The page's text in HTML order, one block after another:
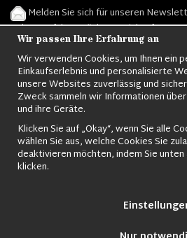
Melden Sie sich für unseren
Rabatt auf Ihren nächsten Einkauf.
Zeichnen
Wir passen Ihre Erfahrung an
Wir verwenden Cookies, um Ihnen ein
Einkaufserlebnis und personalisierte
unsere Websites zuverlässig und
Zweck sammeln wir Informationen
und ihre Geräte.
Klicken Sie auf „Okay“, wenn Sie alle
wählen Sie aus, welche Cookies Sie
deaktivieren möchten, indem Sie unten
klicken.